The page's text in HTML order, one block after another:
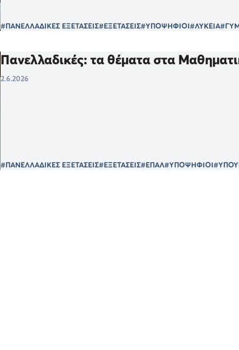
#ΠΑΝΕΛΛΑΔΙΚΕΣ ΕΞΕΤΑΣΕΙΣ#ΕΞΕΤΑΣΕΙΣ#ΥΠΟΨΗΦΙΟΙ#ΛΥΚΕΙΑ
Πανελλαδικές: τα θέματα στα
2.6.2026
#ΠΑΝΕΛΛΑΔΙΚΕΣ ΕΞΕΤΑΣΕΙΣ#ΕΞΕΤΑΣΕΙΣ#ΕΠΑΛ#ΥΠΟΨΗΦΙΟΙ